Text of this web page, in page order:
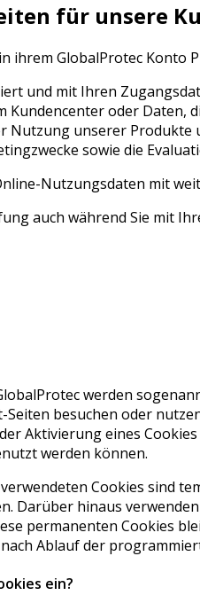
für unsere
ihrem GlobalProtec Konto
und mit Ihren
Kundencenter oder Daten,
Nutzung unserer
sowie die
Nutzungsdaten mit
auch während Sie mit
werden
besuchen oder
Aktivierung eines
werden können.
Cookies sind
Darüber hinaus
permanenten Cookies
Ablauf der
ein?